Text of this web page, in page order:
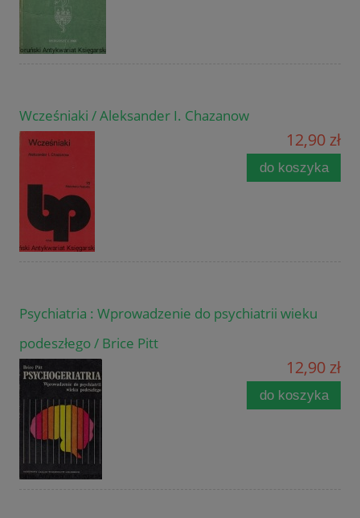
Wcześniaki / Aleksander I. Chazanow
12,90 zł
do koszyka
Psychiatria : Wprowadzenie do psychiatrii wieku
podeszłego / Brice Pitt
12,90 zł
do koszyka